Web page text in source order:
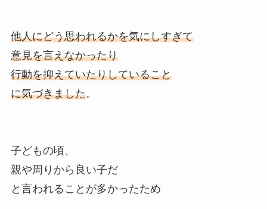
他人にどう思われるかを気にしすぎて
意見を言えなかったり
行動を抑えていたりしていること
に気づきました。
子どもの頃、
親や周りから良い子だ
と言われることが多かったため